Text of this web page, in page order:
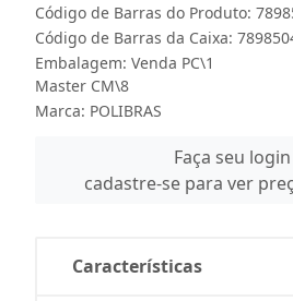
Código de Barras do Produto:
Código de Barras da Caixa:
Embalagem: Venda PC\1
Master CM\8
Marca: POLIBRAS
Faça seu
cadastre-se para ver
Características